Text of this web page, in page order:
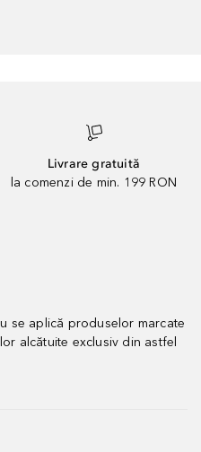
Livrare gratuită
la comenzi de min. 199 RON
se aplică produselor marcate
alcătuite exclusiv din astfel